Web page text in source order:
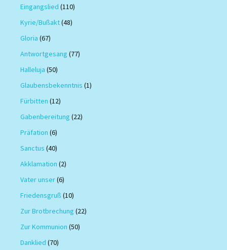
Eingangslied (110)
Kyrie/Bußakt(48)
Gloria (67)
Antwortgesang (77)
Halleluja (50)
Glaubensbekenntnis (1)
Fürbitten (12)
Gabenbereitung (22)
Präfation (6)
Sanctus (40)
Akklamation (2)
Vater unser(6)
Friedensgruß (10)
Zur Brotbrechung (22)
Zur Kommunion (50)
Danklied (70)